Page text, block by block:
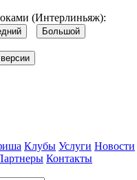
(Интерлиньяж):
Большой
Клубы Услуги Новости
Контакты